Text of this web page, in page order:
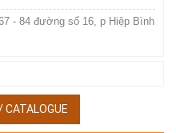
- 84 đường số 16, p Hiệp Bình
CATALOGUE